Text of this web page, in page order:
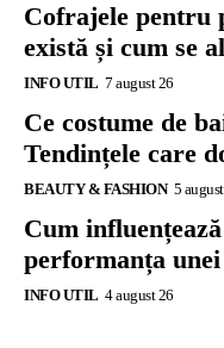
Cofrajele pentru
există și cum se
INFO UTIL 7 august 26
Ce costume de
Tendințele care
BEAUTY & FASHION 5
Cum
performanța
INFO UTIL 4 august 26